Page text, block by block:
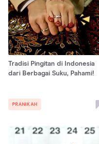
Tradisi Pingitan di Indonesia
dari Berbagai Suku, Pahami!
PRANIKAH